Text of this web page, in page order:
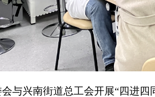
与兴南街道总工会开展“四进